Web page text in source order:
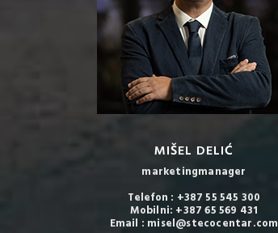
MIŠEL DELIĆ
marketingmanager
Telefon : +387 55 545 300
Mobilni: +387 65 569 431
Email : misel@stecocentar.com